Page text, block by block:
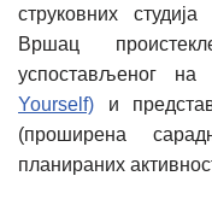
струковних
Вршац
успостављеног на
Yourself) и
(проширена
планираних